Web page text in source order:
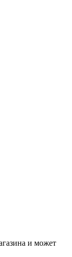
и может